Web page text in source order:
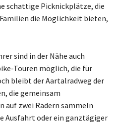
schattige Picknickplätze, die
die Möglichkeit bieten,
sind in der Nähe auch
Touren möglich, die für
bleibt der Aartalradweg der
die gemeinsam
auf zwei Rädern sammeln
Ausfahrt oder ein ganztägiger